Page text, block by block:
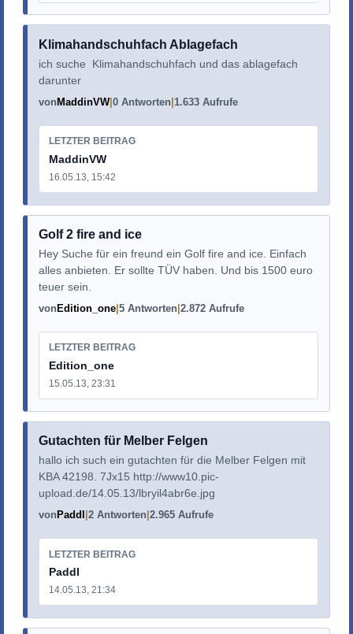
Klimahandschuhfach Ablagefach
ich suche Klimahandschuhfach und das ablagefach
darunter
von MaddinVW 0 Antworten 1.633 Aufrufe
LETZTER BEITRAG
MaddinVW
16.05.13, 15:42
Golf 2 fire and ice
Hey Suche für ein freund ein Golf fire and ice. Einfach
alles anbieten. Er sollte TÜV haben. Und bis 1500 euro
teuer sein.
vonEdition_one 5 Antworten 2.872 Aufrufe
LETZTER BEITRAG
Edition_one
15.05.13, 23:31
Gutachten für Melber Felgen
hallo ich such ein gutachten für die Melber Felgen mit
KBA 42198. 7Jx15 http://www10.pic-
upload.de/14.05.13/lbryil4abr6e.jpg
von Paddl 2 Antworten 2.965 Aufrufe
LETZTER BEITRAG
Paddl
14.05.13, 21:34